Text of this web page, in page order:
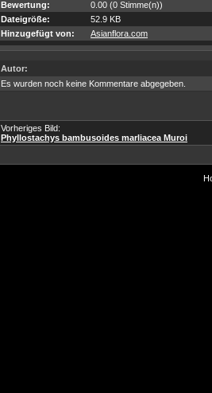
Bewertung:
0.00 (0 Stimme(n))
Dateigröße:
52.9 KB
Hinzugefügt von:
Asianflora.com
Autor:
Es wurden noch keine Kommentare abgegeben.
Vorheriges Bild:
Phyllostachys bambusoides marliacea Muroi